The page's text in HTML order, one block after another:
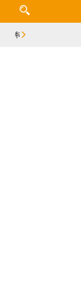
特集